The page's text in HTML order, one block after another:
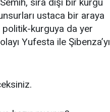
ustaca bir araya
kurguya da yer
Yufesta ile Şibenza’yı